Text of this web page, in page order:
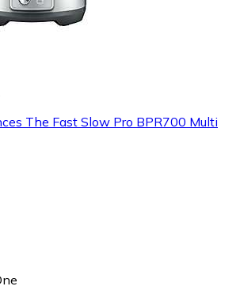
The Fast Slow Pro BPR700 Multi